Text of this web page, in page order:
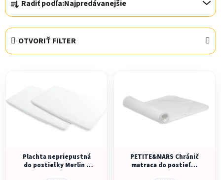
a
d
e
n
r
o
Radiť podľa:Najpredávanejšie
OTVORIŤ FILTER
p
i
Plachta nepriepustná
do postieľky Merlin 2
PETITE&MARS Chránič
matraca do postieľky